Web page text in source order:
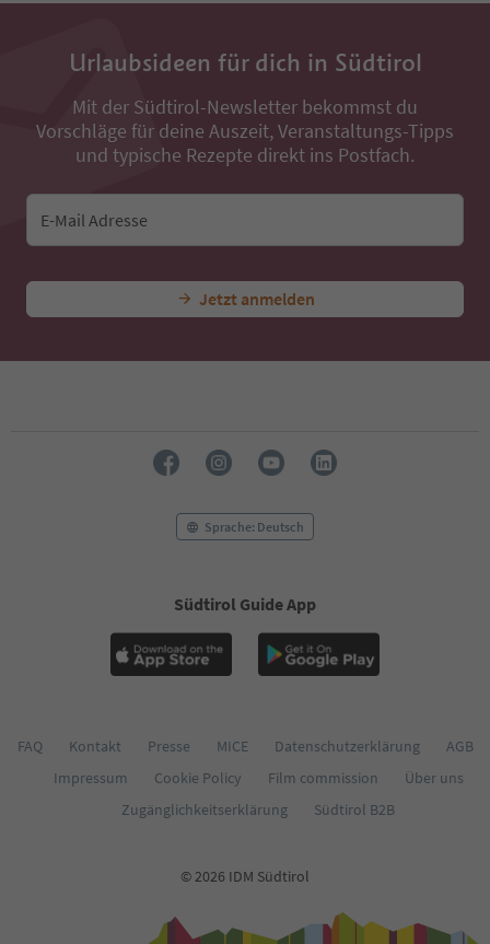
Urlaubsideen für dich in Südtirol
Mit der Südtirol-Newsletter bekommst du
Vorschläge für deine Auszeit, Veranstaltungs-Tipps
und typische Rezepte direkt ins Postfach.
E-Mail Adresse
Jetzt anmelden
Sprache: Deutsch
Südtirol Guide App
FAQ Kontakt Presse MICE Datenschutzerklärung
AGB
Impressum
Cookie Policy Film commission
Über uns
Zugänglichkeitserklärung
Südtirol B2B
© 2026 IDM Südtirol